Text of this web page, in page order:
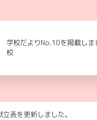
学校だよりNo.10を掲載しま
校
表を更新しました。